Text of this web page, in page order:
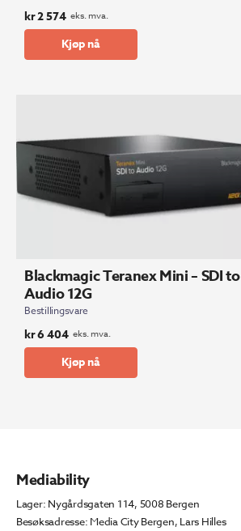
kr2 574 eks. mva.
Kjøp nå
Blackmagic Teranex Mini – SDI to
Audio 12G
Bestillingsvare
kr6 404 eks. mva.
Kjøp nå
Mediability
Lager: Nygårdsgaten 114, 5008 Bergen
Besøksadresse: Media City Bergen, Lars Hilles